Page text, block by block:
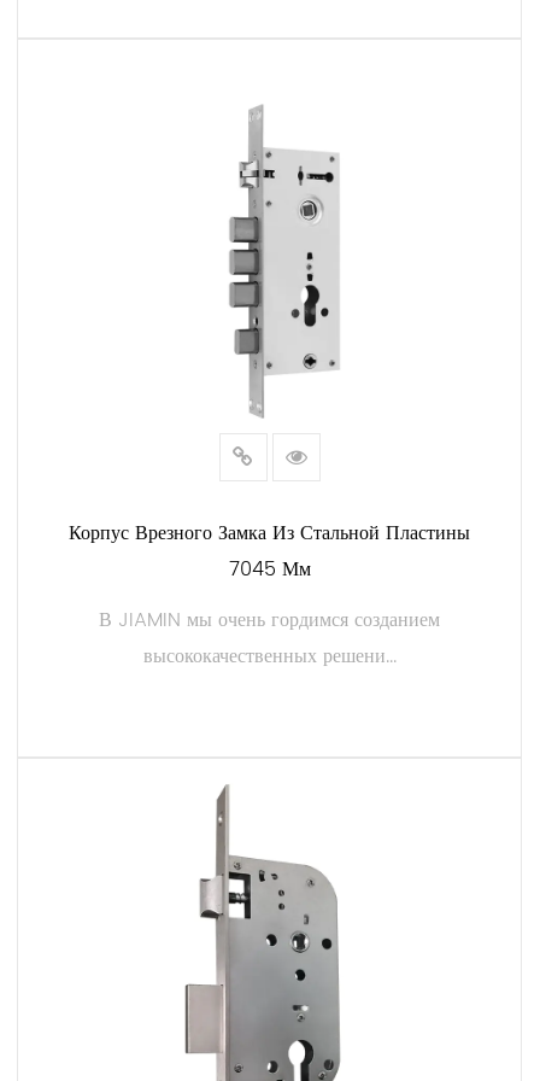
корпуса наших замков выстоят прочно.
JIAMIN понимает, что воздействие непогоды может со
временем привести к ухудшению состояния замков. Чтобы
бороться с этим, корпуса наших замков имеют
антикоррозийную защиту, предотвращающую появление
ржавчины и коррозии, которые могут поставить под угрозу
целостность замка. Эта особенность особенно важна для
наружных дверей, которые подвергаются самым суровым
условиям окружающей среды.
Наши врезные замки диаметром 70 мм представлены в
различных архитектурных стилей. От современного
минимализма до классической элегантности — мы
предлагаем широкий выбор вариантов, благодаря чему вы
сможете найти корпус замка, который дополнит эстетику
JIAMIN предлагает гибкость, предлагая широкий выбор
вариантов шпоночных пазов, позволяя клиентам выбрать
потребностям. Наши шпоночные пазы спроектированы с
высокой точностью, что обеспечивает плавность и
надежность вставки и поворота ключа.
6. Расширенные функции безопасности:
Безопасность является нашим главным приоритетом, и
Корпус Врезного Замка Из Стальной Пластины
7045 Мм
В JIAMIN мы очень гордимся созданием
высококачественных решени...
ЧИТАТЬ ДАЛЕЕ